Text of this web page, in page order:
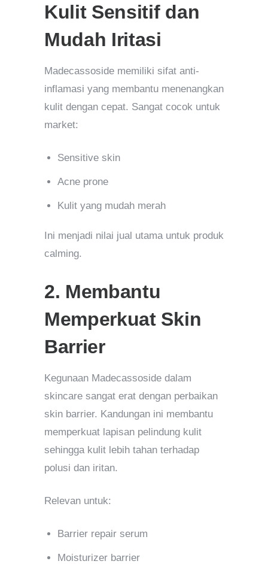
Kulit Sensitif dan
Mudah Iritasi
Madecassoside memiliki sifat anti-
inflamasi yang membantu menenangkan
kulit dengan cepat. Sangat cocok untuk
market:
Sensitive skin
Acne prone
Kulit yang mudah merah
Ini menjadi nilai jual utama untuk produk
calming.
2. Membantu
Memperkuat Skin
Barrier
Kegunaan Madecassoside dalam
skincare sangat erat dengan perbaikan
skin barrier. Kandungan ini membantu
memperkuat lapisan pelindung kulit
sehingga kulit lebih tahan terhadap
polusi dan iritan.
Relevan untuk:
Barrier repair serum
Moisturizer barrier